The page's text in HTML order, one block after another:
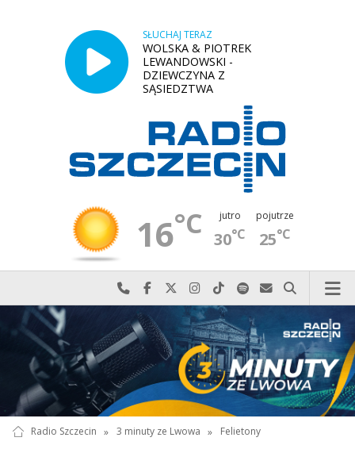
SŁUCHAJ TERAZ
WOLSKA & PIOTREK
LEWANDOWSKI -
DZIEWCZYNA Z
SĄSIEDZTWA
16°C jutro
30°C
pojutrze
25°C
Najlepiej po prostu do nas zadzwoń
Odwiedź nas na Facebook-u
Odwiedź nas na X
Odwiedź nas na Instagram-ie
Odwiedź nas na TikTok-u
Szukaj nas na Spotify
Wyślij do nas
Szukaj
Radio Szczecin » 3 minuty ze Lwowa » Felietony